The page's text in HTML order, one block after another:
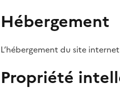
Hébergement
L’hébergement du site
Propriété